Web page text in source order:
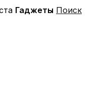
Гаджеты Поиск